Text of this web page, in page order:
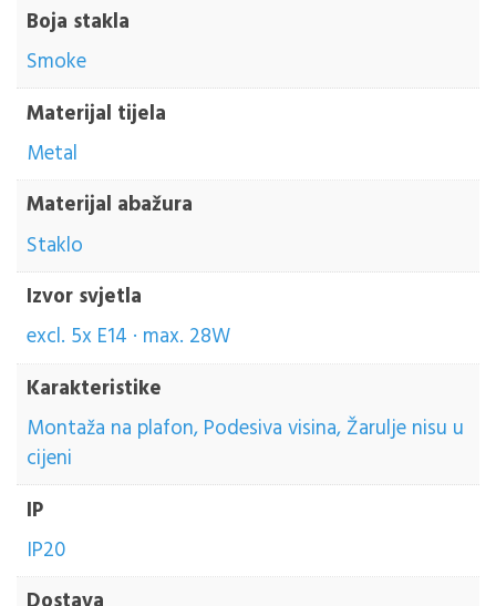
Boja stakla
Smoke
Materijal tijela
Metal
Materijal abažura
Staklo
Izvor svjetla
excl. 5x E14 · max. 28W
Karakteristike
Montaža na plafon, Podesiva visina, Žarulje nisu u
cijeni
IP
IP20